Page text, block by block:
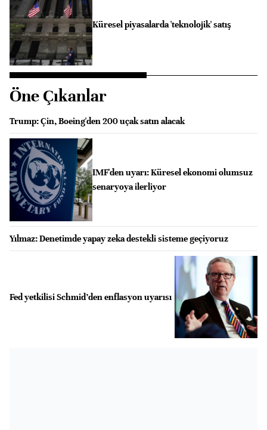
Küresel piyasalarda 'teknolojik' satış
Öne Çıkanlar
Trump: Çin, Boeing'den 200 uçak satın alacak
IMF'den uyarı: Küresel ekonomi olumsuz
senaryoya ilerliyor
Yılmaz: Denetimde yapay zeka destekli sisteme geçiyoruz
Fed yetkilisi Schmid’den enflasyon uyarısı